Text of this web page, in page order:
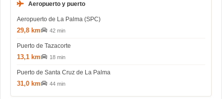
Aeropuerto y puerto
Aeropuerto de La Palma (SPC)
29,8 km 42 min
Puerto de Tazacorte
13,1 km 18 min
Puerto de Santa Cruz de La Palma
31,0 km 44 min